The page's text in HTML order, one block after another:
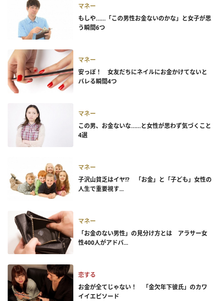
マネー
もしや……「この男性お金ないのかな」と女子が思
う瞬間6つ
マネー
安っぽ！ 女友だちにネイルにお金かけてないと
バレる瞬間4つ
マネー
この男、お金ないな……と女性が思わず気づくこと
4選
マネー
子沢山貧乏はイヤ!? 「お金」と「子ども」女性の
人生で重要視す...
マネー
「お金のない男性」の見分け方とは アラサー女
性400人がアドバ...
恋する
お金が全てじゃない！ 「金欠年下彼氏」のカワ
イイエピソード